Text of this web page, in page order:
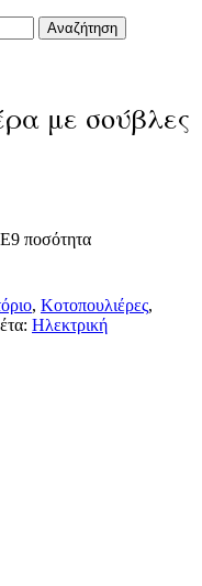
Αναζήτηση
με σούβλες
ποσότητα
, Κοτοπουλιέρες,
Ηλεκτρική